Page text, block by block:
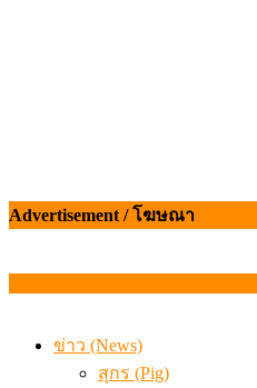
Advertisement / โฆษณา
ข่าว (News)
สุกร (Pig)